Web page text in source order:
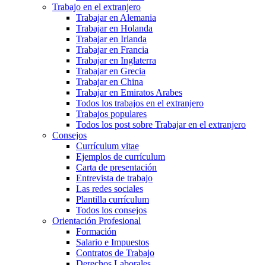
Trabajo en el extranjero
Trabajar en Alemania
Trabajar en Holanda
Trabajar en Irlanda
Trabajar en Francia
Trabajar en Inglaterra
Trabajar en Grecia
Trabajar en China
Trabajar en Emiratos Arabes
Todos los trabajos en el extranjero
Trabajos populares
Todos los post sobre Trabajar en el extranjero
Consejos
Currículum vitae
Ejemplos de currículum
Carta de presentación
Entrevista de trabajo
Las redes sociales
Plantilla currículum
Todos los consejos
Orientación Profesional
Formación
Salario e Impuestos
Contratos de Trabajo